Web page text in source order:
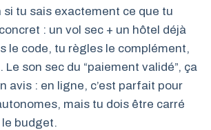
tu sais exactement ce que tu
: un vol sec + un hôtel déjà
le code, tu règles le complément,
son sec du “paiement validé”, ça
avis : en ligne, c’est parfait pour
mais tu dois être carré
budget.